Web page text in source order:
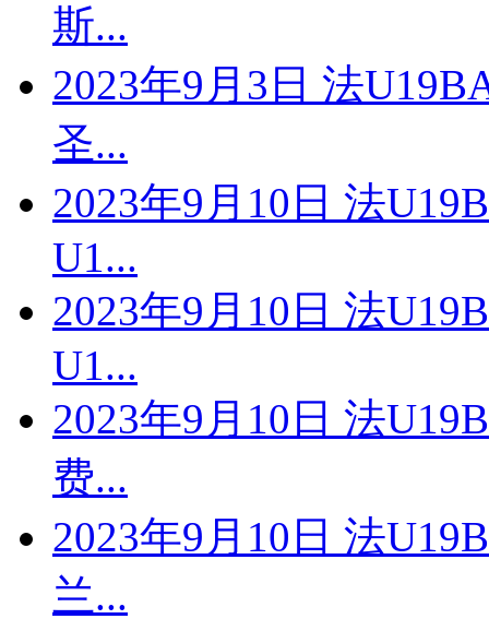
斯...
2023年9月3日 法
圣...
2023年9月10日 法
U1...
2023年9月10日 法
U1...
2023年9月10日 法
费...
2023年9月10日 法
兰...